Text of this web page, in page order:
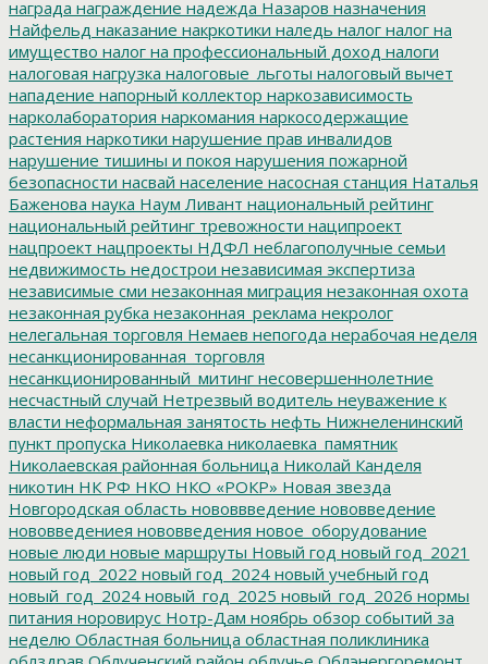
награда награждение надежда Назаров назначения
Найфельд наказание накркотики наледь налог налог на
имущество налог на профессиональный доход налоги
налоговая нагрузка налоговые_льготы налоговый вычет
нападение напорный коллектор наркозависимость
нарколаборатория наркомания наркосодержащие
растения наркотики нарушение прав инвалидов
нарушение тишины и покоя нарушения пожарной
безопасности насвай население насосная станция Наталья
Баженова наука Наум Ливант национальный рейтинг
национальный рейтинг тревожности наципроект
нацпроект нацпроекты НДФЛ неблагополучные семьи
недвижимость недострои независимая экспертиза
независимые сми незаконная миграция незаконная охота
незаконная рубка незаконная_реклама некролог
нелегальная торговля Немаев непогода нерабочая неделя
несанкционированная_торговля
несанкционированный_митинг несовершеннолетние
несчастный случай Нетрезвый водитель неуважение к
власти неформальная занятость нефть Нижнеленинский
пункт пропуска Николаевка николаевка_памятник
Николаевская районная больница Николай Канделя
никотин НК РФ НКО НКО «РОКР» Новая звезда
Новгородская область нововвведение нововведение
нововведениея нововведения новое_оборудование
новые люди новые маршруты Новый год новый год_2021
новый год_2022 новый год_2024 новый учебный год
новый_год_2024 новый_год_2025 новый_год_2026 нормы
питания норовирус Нотр-Дам ноябрь обзор событий за
неделю Областная больница областная поликлиника